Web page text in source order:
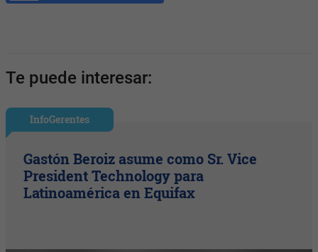
Te puede interesar:
InfoGerentes
Gastón Beroiz asume como Sr. Vice
President Technology para
Latinoamérica en Equifax